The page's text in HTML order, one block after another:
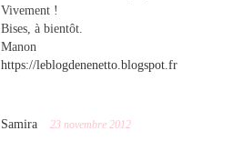
Vivement !
Bises, à bientôt.
Manon
https://leblogdenenetto.blogspot.fr
Samira 23 novembre 2012